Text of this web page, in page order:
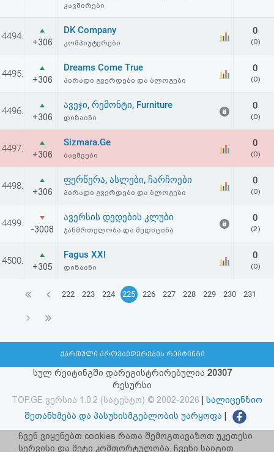
კავშირები
4494.
+306
DK Company
კომპიუტერები
0
(0)
4495.
+306
Dreams Come True
პირადი გვერდები და ბლოგები
0
(0)
4496.
+306
ავეჯი, რემონტი, Furniture
დიზაინი
0
(0)
4497.
+306
Sizmara.Ge
ბავშვები
0
(0)
4498.
+306
ფერწერა, ასლები, ჩარჩოები
პირადი გვერდები და ბლოგები
0
(0)
4499.
-3008
ავერსის დედების კლუბი
ჯანმრთელობა და მედიცინა
0
(2)
4500.
+305
Fagus XXI
დიზაინი
0
(0)
222 223 224 225 226 227 228 229 230 231
ქართული პროვაიდერების რეიტინგი
სულ რეიტინგში დარეგისტრირებულია 20307
რესურსი
TOP.GE ვერსია 1.0.2 (სატესტო) © 2002-2026
სალიცენზიო
შეთანხმება და პასუხისმგებლობის უარყოფა
facebook.com/TOP.GE
იხილეთ TOP.GE - ის ძველი ვერსია ბმულზე
ჩვენ ვიყენებთ cookies რათა შემოგთავაზოთ უკეთესი
სერვისი და მეტი კომფორტულობა. ჩვენი საიტით